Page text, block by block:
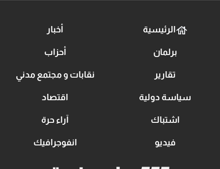
الرئيسية أخبار
برلمان أحزاب
تقارير نقابات و مجتمع مدني
سياسة دولية اقتصاد
اشتباك آراء حرة
فيديو انفوجرافيك